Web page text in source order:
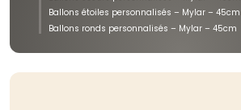
Ballons étoiles personnalisés – Mylar – 45cm
Ballons ronds personnalisés – Mylar – 45cm